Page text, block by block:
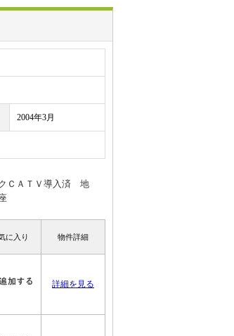
2004年3月
ＣＡＴＶ導入済 地
に入り 物件詳細
詳細を見る